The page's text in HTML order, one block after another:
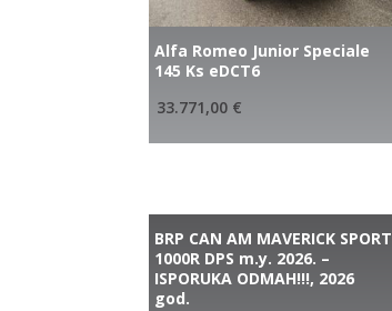
Alfa Romeo Junior Speciale
145 Ks eDCT6
33.771,00 €
BRP CAN AM MAVERICK SPORT
1000R DPS m.y. 2026. –
ISPORUKA ODMAH!!!, 2026
god.